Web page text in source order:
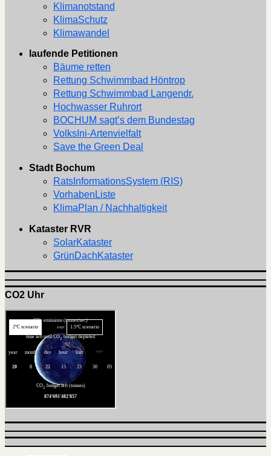
Klimanotstand
KlimaSchutz
Klimawandel
laufende Petitionen
Bäume retten
Rettung Schwimmbad Höntrop
Rettung Schwimmbad Langendr.
Hochwasser Ruhrort
BOCHUM sagt’s dem Bundestag
VolksIni-Artenvielfalt
Save the Green Deal
Stadt Bochum
RatsInformationsSystem (RIS)
VorhabenListe
KlimaPlan / Nachhaltigkeit
Kataster RVR
SolarKataster
GrünDachKataster
CO2 Uhr